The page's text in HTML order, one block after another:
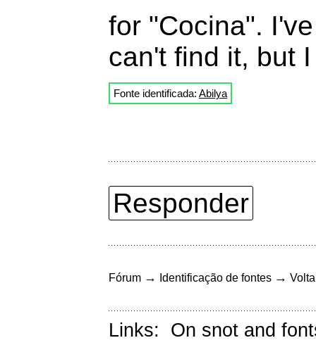
for "Cocina".
can't find it, but
Fonte identificada: Abilya
Responder
Fórum → Identificação de fontes →
Links: On snot and